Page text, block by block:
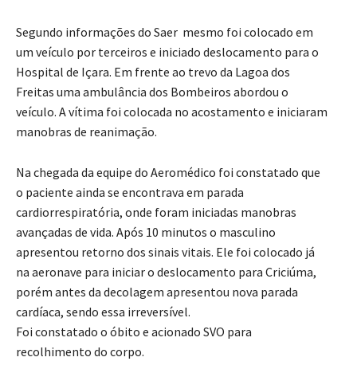
Segundo informações do Saer mesmo foi colocado em
um veículo por terceiros e iniciado deslocamento para o
Hospital de Içara. Em frente ao trevo da Lagoa dos
Freitas uma ambulância dos Bombeiros abordou o
veículo. A vítima foi colocada no acostamento e iniciaram
manobras de reanimação.
Na chegada da equipe do Aeromédico foi constatado que
o paciente ainda se encontrava em parada
cardiorrespiratória, onde foram iniciadas manobras
avançadas de vida. Após 10 minutos o masculino
apresentou retorno dos sinais vitais. Ele foi colocado já
na aeronave para iniciar o deslocamento para Criciúma,
porém antes da decolagem apresentou nova parada
cardíaca, sendo essa irreversível.
Foi constatado o óbito e acionado SVO para
recolhimento do corpo.